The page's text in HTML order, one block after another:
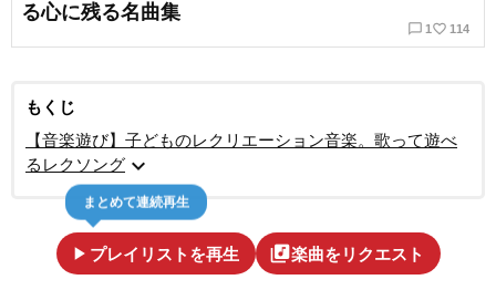
る心に残る名曲集
chat_bubble_outline 1 favorite_border 114
もくじ
【音楽遊び】子どものレクリエーション音楽。歌って遊べ
るレクソング expand_more
play_arrow プレイリストを再生
まとめて連続再生
library_music楽曲をリクエスト